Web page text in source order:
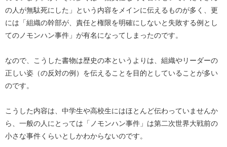
の人が無駄死にした」という内容をメインに伝えるものが多く、更
には「組織の幹部が、責任と権限を明確にしないと失敗する例とし
てのノモンハン事件」が有名になってしまったのです。
なので、こうした書物は歴史の本というよりは、組織やリーダーの
正しい姿（の反対の例）を伝えることを目的としていることが多い
のです。
こうした内容は、中学生や高校生にはほとんど伝わっていませんか
ら、一般の人にとっては「ノモンハン事件」は第二次世界大戦前の
小さな事件くらいとしかわからないのです。